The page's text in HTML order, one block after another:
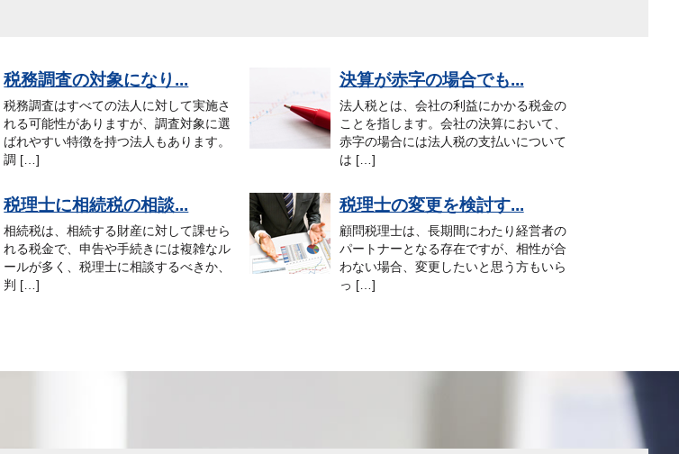
税務調査の対象になり...
税務調査はすべての法人に対して実施さ
れる可能性がありますが、調査対象に選
ばれやすい特徴を持つ法人もあります。
調 […]
決算が赤字の場合でも...
法人税とは、会社の利益にかかる税金の
ことを指します。会社の決算において、
赤字の場合には法人税の支払いについて
は […]
税理士に相続税の相談...
相続税は、相続する財産に対して課せら
れる税金で、申告や手続きには複雑なル
ールが多く、税理士に相談するべきか、
判 […]
税理士の変更を検討す...
顧問税理士は、長期間にわたり経営者の
パートナーとなる存在ですが、相性が合
わない場合、変更したいと思う方もいら
っ […]